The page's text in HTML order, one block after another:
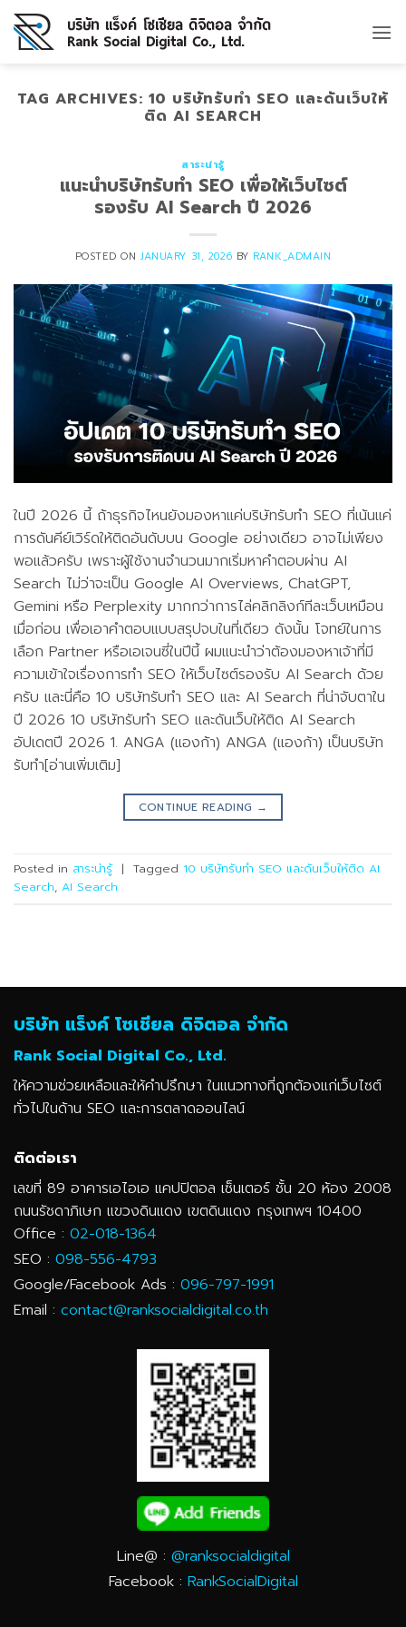
Skip
content
TAG ARCHIVES: 10 บริษัทรับทำ SEO และดันเว็บให้
ติด AI SEARCH
สาระน่ารู้
แนะนำบริษัทรับทำ SEO เพื่อให้เว็บไซต์
รองรับ AI Search ปี 2026
POSTED ONJANUARY 31, 2026 BY RANK_ADMAIN
ในปี 2026 นี้ ถ้าธุรกิจไหนยังมองหาแค่บริษัทรับทำ SEO ที่เน้นแค่
การดันคีย์เวิร์ดให้ติดอันดับบน Google อย่างเดียว อาจไม่เพียง
พอแล้วครับ เพราะผู้ใช้งานจำนวนมากเริ่มหาคำตอบผ่าน AI
Search ไม่ว่าจะเป็น Google AI Overviews, ChatGPT,
Gemini หรือ Perplexity มากกว่าการไล่คลิกลิงก์ทีละเว็บเหมือน
เมื่อก่อน เพื่อเอาคำตอบแบบสรุปจบในที่เดียว ดังนั้น โจทย์ในการ
เลือก Partner หรือเอเจนซี่ในปีนี้ ผมแนะนำว่าต้องมองหาเจ้าที่มี
ความเข้าใจเรื่องการทำ SEO ให้เว็บไซต์รองรับ AI Search ด้วย
ครับ และนี่คือ 10 บริษัทรับทำ SEO และ AI Search ที่น่าจับตาใน
ปี 2026 10 บริษัทรับทำ SEO และดันเว็บให้ติด AI Search
อัปเดตปี 2026 1. ANGA (แองก้า) ANGA (แองก้า) เป็นบริษัท
รับทำ[อ่านเพิ่มเติม]
CONTINUE READING →
Posted in สาระน่ารู้ | Tagged 10 บริษัทรับทำ SEO และดันเว็บให้ติด AI
Search, AI Search
บริษัท แร็งค์ โซเชียล ดิจิตอล จำกัด
Rank Social Digital Co., Ltd.
ให้ความช่วยเหลือและให้คำปรึกษา ในแนวทางที่ถูกต้องแก่เว็บไซต์
ทั่วไปในด้าน SEO และการตลาดออนไลน์
ติดต่อเรา
เลขที่ 89 อาคารเอไอเอ แคปปิตอล เซ็นเตอร์ ชั้น 20 ห้อง 2008
ถนนรัชดาภิเษก แขวงดินแดง เขตดินแดง กรุงเทพฯ 10400
Office : 02-018-1364
SEO : 098-556-4793
Google/Facebook Ads : 096-797-1991
Email : contact@ranksocialdigital.co.th
Line@ : @ranksocialdigital
Facebook : RankSocialDigital